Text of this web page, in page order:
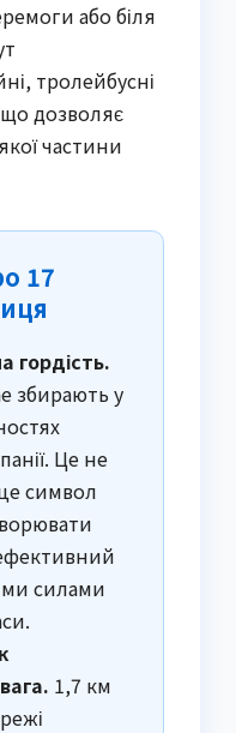
або біля
тролейбусні
дозволяє
частини
17
гордість.
збирають у
Це не
символ
силами
1,7 км